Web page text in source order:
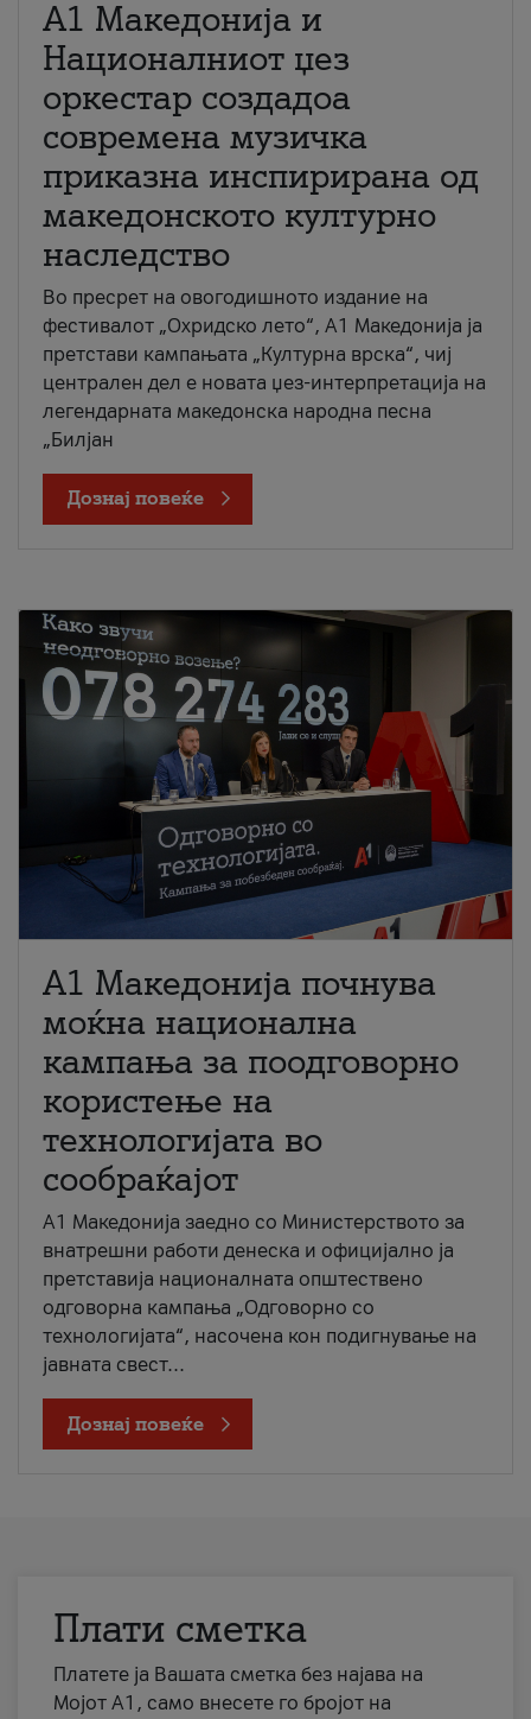
А1 Македонија и
Националниот џез
оркестар создадоа
современа музичка
приказна инспирирана од
македонското културно
наследство
Во пресрет на овогодишното издание на
фестивалот „Охридско лето“, А1 Македонија ја
претстави кампањата „Културна врска“, чиј
централен дел е новата џез-интерпретација на
легендарната македонска народна песна
„Билјан
Дознај повеќе
A1 Македонија почнува
моќна национална
кампања за поодговорно
користење на
технологијата во
сообраќајот
A1 Македонија заедно со Министерството за
внатрешни работи денеска и официјално ја
претставија националната општествено
одговорна кампања „Одговорно со
технологијата“, насочена кон подигнување на
јавната свест...
Дознај повеќе
Плати сметка
Платете ја Вашата сметка без најава на
Мојот А1, само внесете го бројот на